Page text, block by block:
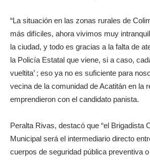
“La situación en las zonas rurales de
más difíciles, ahora vivimos muy
la ciudad, y todo es gracias a la falta de
la Policía Estatal que viene, si a caso,
vueltita’ ; eso ya no es suficiente para
vecina de la comunidad de Acatitán en la
emprendieron con el candidato panista.
Peralta Rivas, destacó que “el Brigadista
Municipal será el intermediario directo
cuerpos de seguridad pública preventiva